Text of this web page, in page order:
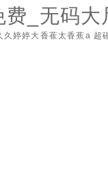
费_无码
久婷婷大香萑太香蕉a 超